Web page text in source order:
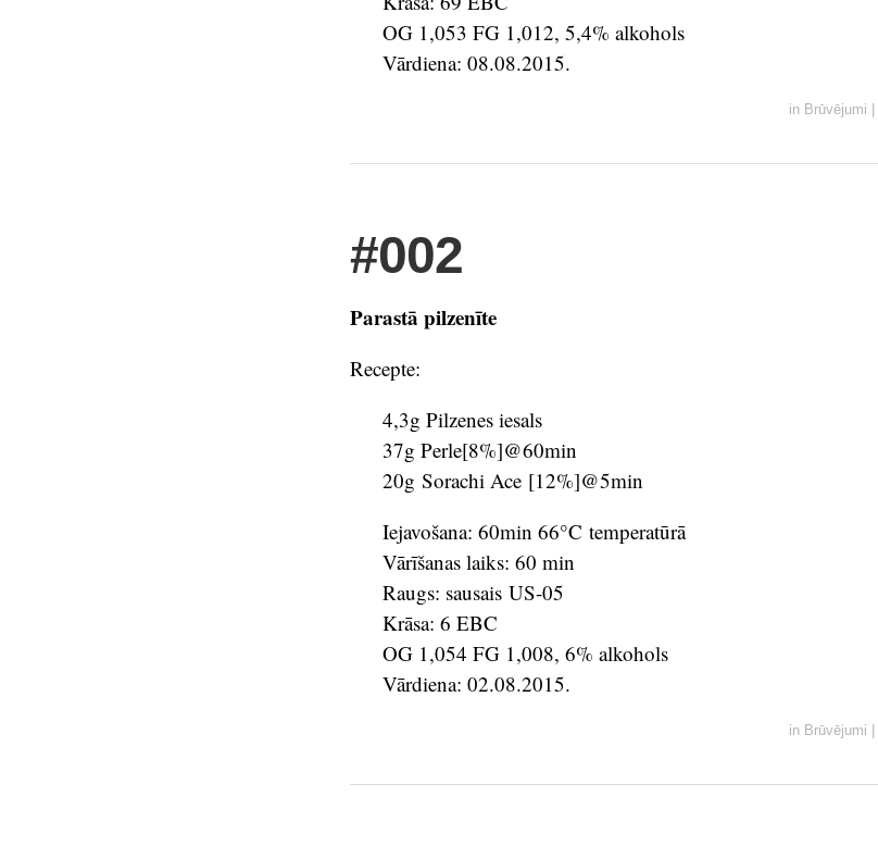
OG 1,053 FG 1,012, 5,4% alkohols
Vārdiena: 08.08.2015.
in Brūvējumi
#002
Parastā pilzenīte
Recepte:
4,3g Pilzenes iesals
37g Perle[8%]@60min
20g Sorachi Ace [12%]@5min
Iejavošana: 60min 66°C temperatūrā
Vārīšanas laiks: 60 min
Raugs: sausais US-05
Krāsa: 6 EBC
OG 1,054 FG 1,008, 6% alkohols
Vārdiena: 02.08.2015.
in Brūvējumi